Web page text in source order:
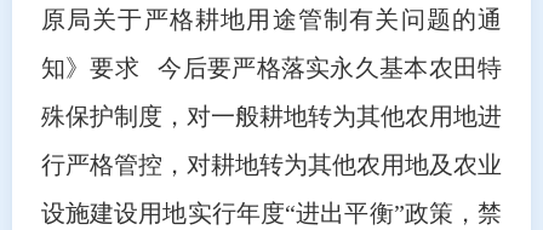
原局关于严格耕地用途管制有关问题的通
知》要求 今后要严格落实永久基本农田特
殊保护制度，对一般耕地转为其他农用地进
行严格管控，对耕地转为其他农用地及农业
设施建设用地实行年度“进出平衡”政策，禁